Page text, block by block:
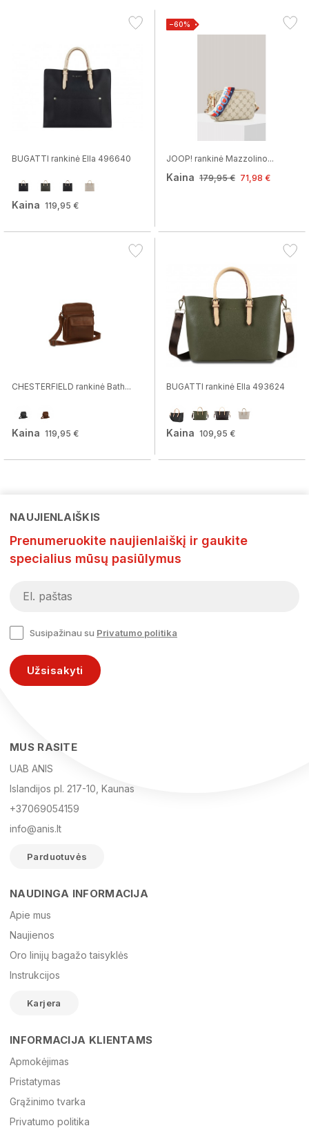
BUGATTI rankinė Ella 496640
Kaina 119,95 €
−60%
JOOP! rankinė Mazzolino...
Kaina 179,95 € 71,98 €
CHESTERFIELD rankinė Bath...
Kaina 119,95 €
BUGATTI rankinė Ella 493624
Kaina 109,95 €
El. paštas
Žinutė
NAUJIENLAIŠKIS
Prenumeruokite naujienlaiškį ir gaukite
specialius mūsų pasiūlymus
Susipažinau su Privatumo politika
Užsisakyti
MUS RASITE
UAB ANIS
Islandijos pl. 217-10, Kaunas
+37069054159
info@anis.lt
Parduotuvės
NAUDINGA INFORMACIJA
Apie mus
Naujienos
Oro linijų bagažo taisyklės
Instrukcijos
Karjera
INFORMACIJA KLIENTAMS
Apmokėjimas
Pristatymas
Grąžinimo tvarka
Privatumo politika